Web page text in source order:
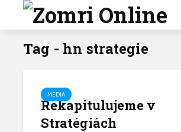
Tag - hn strategie
MEDIA
Rekapitulujeme v
Stratégiách